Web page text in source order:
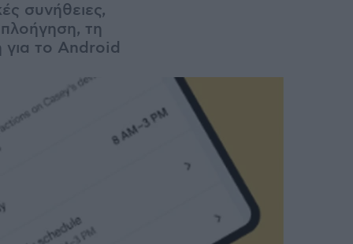
συνήθειες,
τη
για το Android